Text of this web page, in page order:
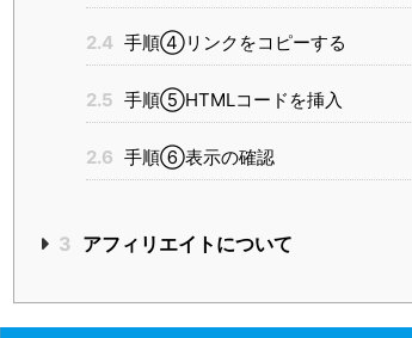
2.4 手順④リンクをコピーする
2.5 手順⑤HTMLコードを挿入
2.6 手順⑥表示の確認
3 アフィリエイトについて